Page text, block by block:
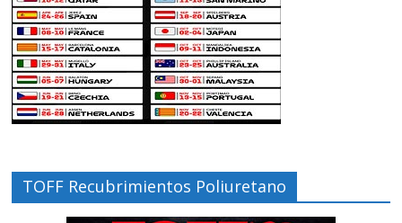
TOFF Recubrimientos Poliuretano